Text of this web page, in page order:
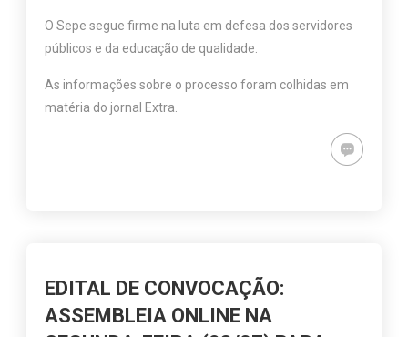
O Sepe segue firme na luta em defesa dos servidores
públicos e da educação de qualidade.
As informações sobre o processo foram colhidas em
matéria do jornal Extra.
EDITAL DE CONVOCAÇÃO:
ASSEMBLEIA ONLINE NA